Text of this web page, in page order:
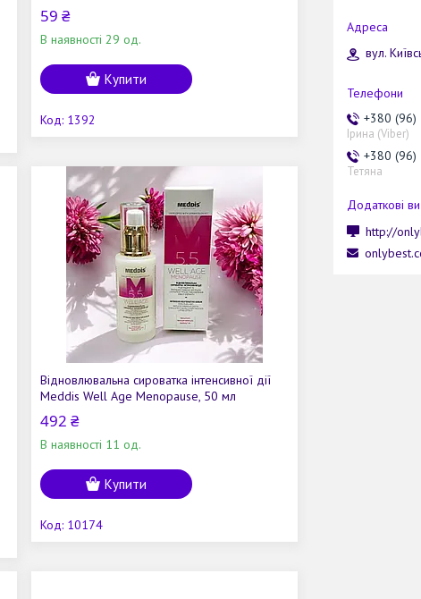
59 ₴
В наявності 29 од.
Купити
1392
Відновлювальна сироватка інтенсивної дії
Meddis Well Age Menopause, 50 мл
492 ₴
В наявності 11 од.
Купити
10174
вул.
+380 (96)
Ірина (Viber)
+380
Тетяна
http://